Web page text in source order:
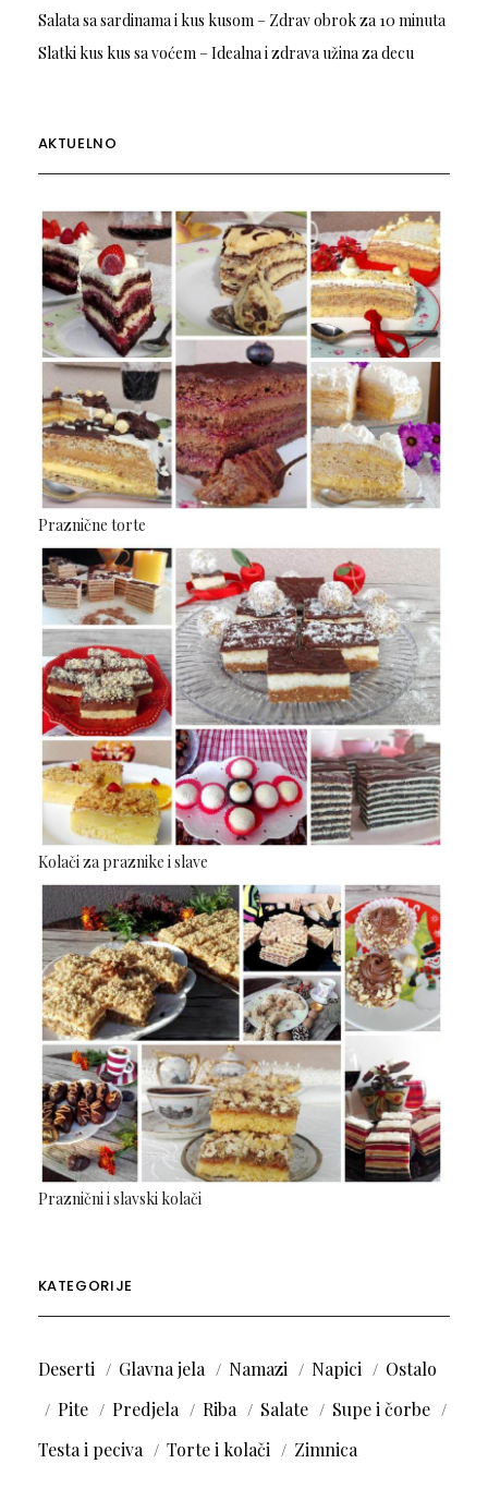
Salata sa sardinama i kus kusom – Zdrav obrok za 10 minuta
Slatki kus kus sa voćem – Idealna i zdrava užina za decu
AKTUELNO
Praznične torte
Kolači za praznike i slave
Praznični i slavski kolači
KATEGORIJE
Deserti Glavna jela Namazi Napici
Ostalo
Pite
Predjela Riba Salate
Supe i čorbe
Testa i peciva
Torte i kolači Zimnica